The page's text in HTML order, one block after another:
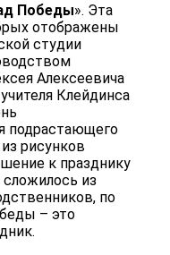
Победы».​ Эта
отображены
студии
Алексеевича
Клейдинса
подрастающего
рисунков
к празднику
из
по
– это